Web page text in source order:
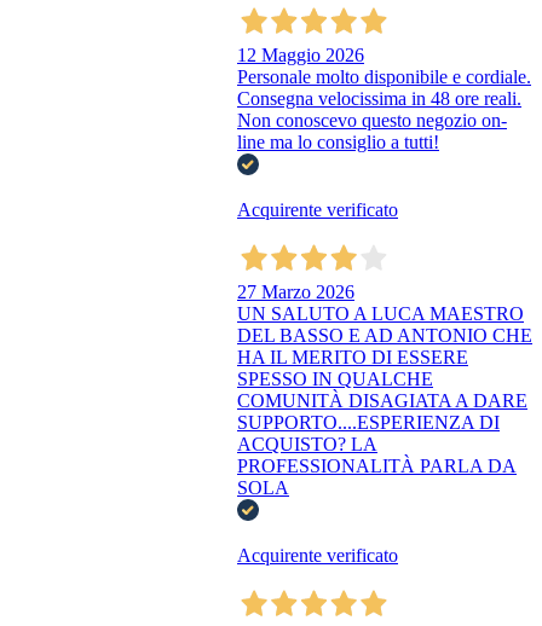
12 Maggio 2026
Personale molto disponibile e cordiale.
Consegna velocissima in 48 ore reali.
Non conoscevo questo negozio on-
line ma lo consiglio a tutti!
Acquirente verificato
27 Marzo 2026
UN SALUTO A LUCA MAESTRO
DEL BASSO E AD ANTONIO CHE
HA IL MERITO DI ESSERE
SPESSO IN QUALCHE
COMUNITÀ DISAGIATA A DARE
SUPPORTO....ESPERIENZA DI
ACQUISTO? LA
PROFESSIONALITÀ PARLA DA
SOLA
Acquirente verificato